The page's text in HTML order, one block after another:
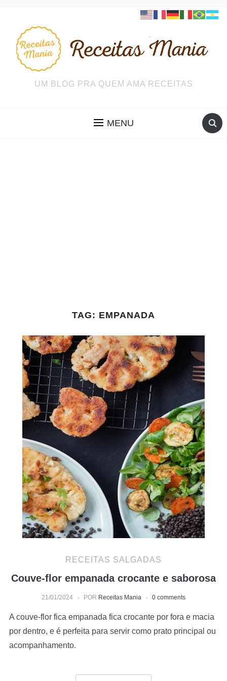
UM BLOG PRA QUEM AMA RECEITAS
MENU
TAG: EMPANADA
RECEITAS SALGADAS
Couve-flor empanada crocante e saborosa
21/01/2024 POR Receitas Mania 0 comments
A couve-flor fica empanada fica crocante por fora e macia
por dentro, e é perfeita para servir como prato principal ou
acompanhamento.